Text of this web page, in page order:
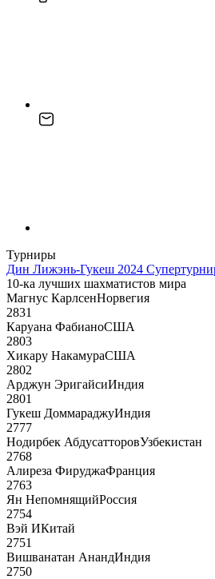
Турниры
Дин Лижэнь-Гукеш 2024
10-ка лучших шахматистов мира
Магнус КарлсенНорвегия
2831
Каруана ФабианоСША
2803
Хикару НакамураСША
2802
Арджун ЭригайсиИндия
2801
Гукеш ДоммараджуИндия
2777
Нодирбек АбдусатторовУзбекистан
2768
Алиреза ФируджаФранция
2763
Ян НепомнящийРоссия
2754
Вэй ИКитай
2751
Вишванатан АнандИндия
2750